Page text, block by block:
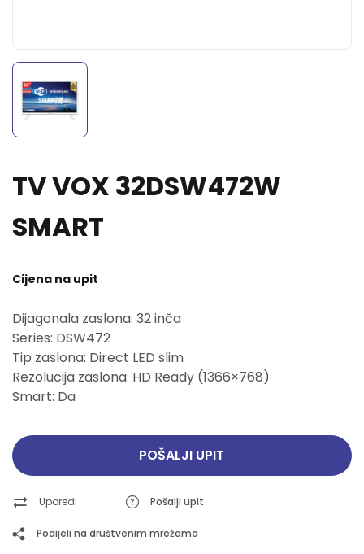
TV VOX 32DSW472W
SMART
Cijena na upit
Dijagonala zaslona: 32 inča
Series: DSW472
Tip zaslona: Direct LED slim
Rezolucija zaslona: HD Ready (1366×768)
Smart: Da
POŠALJI UPIT
Uporedi Pošalji upit
Podijeli na društvenim mrežama